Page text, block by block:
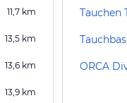
11,7 km
13,5 km
13,6 km
13,9 km
Tauchen
ORCA